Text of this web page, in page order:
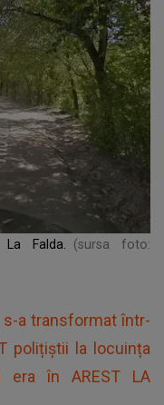
Falda.
(sursa foto:
a transformat într-
polițiștii la locuința
în AREST LA